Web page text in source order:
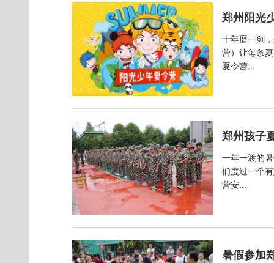
郑州阳光
十年磨一剑
营）让每条
夏令营...
郑州孩子
一年一渡的
们度过一个
营安...
暑假参加